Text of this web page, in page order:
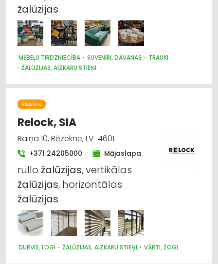
žalūzijas
MĒBEĻU TIRDZNIECĪBA SUVENĪRI, DĀVANAS
TRAUKI
ŽALŪZIJAS, AIZKARU STIEŅI
Rēzekne
Relock, SIA
Raiņa 10, Rēzekne, LV-4601
+371 24205000 Mājaslapa
rullo žalūzijas, vertikālas
žalūzijas, horizontālas
žalūzijas
DURVIS, LOGI ŽALŪZIJAS, AIZKARU STIEŅI VĀRTI, ŽOGI